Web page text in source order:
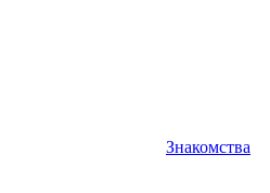
Знакомства